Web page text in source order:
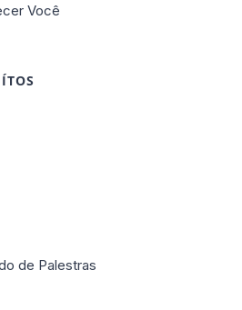
Você
de Palestras